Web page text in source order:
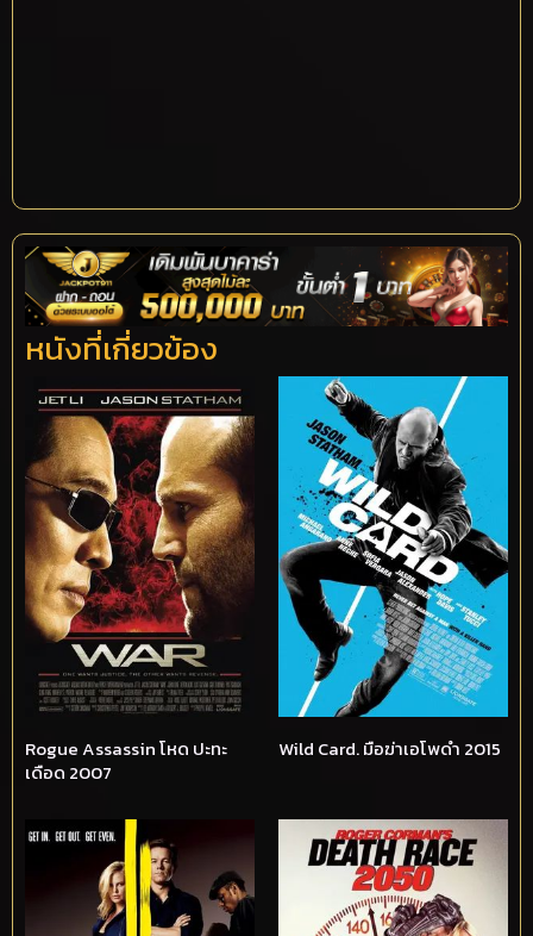
หนังที่เกี่ยวข้อง
Rogue Assassin โหด ปะทะ
เดือด 2007
Wild Card. มือฆ่าเอโพดำ 2015